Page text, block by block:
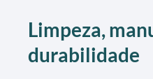
Limpeza,
durabilidade